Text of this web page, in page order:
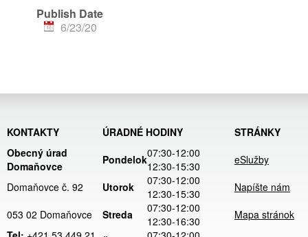
Publish Date
6/23/20
KONTAKTY ÚRADNÉ HODINY
STRÁNKY
Obecný úrad
Domaňovce
Pondelok07:30-12:00
12:30-15:30
eSlužby
Domaňovce č. 92
Utorok
07:30-12:00
12:30-15:30
Napíšte nám
053 02 Domaňovce
Streda
07:30-12:00
12:30-16:30
Mapa stránok